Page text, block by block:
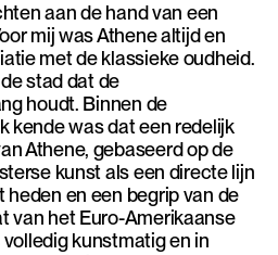
aan de hand van een
mij was Athene altijd en
met de klassieke oudheid.
stad dat de
houdt. Binnen de
kende was dat een redelijk
Athene, gebaseerd op de
kunst als een directe lijn
heden en een begrip van de
van het Euro-Amerikaanse
kunstmatig en in